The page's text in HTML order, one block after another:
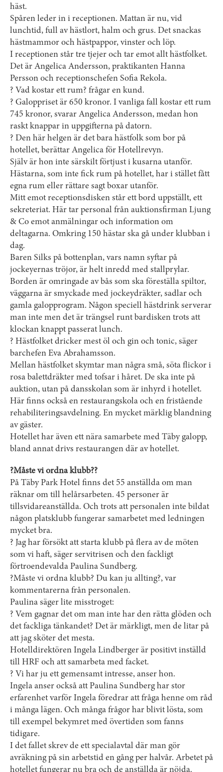
häst.
Spåren leder in i receptionen. Mattan är nu, vid
lunchtid, full av hästlort, halm och grus. Det snackas
hästmammor och hästpappor, vinster och löp.
I receptionen står tre tjejer och tar emot allt hästfolket.
Det är Angelica Andersson, praktikanten Hanna
Persson och receptionschefen Sofia Rekola.
? Vad kostar ett rum? frågar en kund.
? Galoppriset är 650 kronor. I vanliga fall kostar ett rum
745 kronor, svarar Angelica Andersson, medan hon
raskt knappar in uppgifterna på datorn.
? Den här helgen är det bara hästfolk som bor på
hotellet, berättar Angelica för Hotellrevyn.
Själv är hon inte särskilt förtjust i kusarna utanför.
Hästarna, som inte fick rum på hotellet, har i stället fått
egna rum eller rättare sagt boxar utanför.
Mitt emot receptionsdisken står ett bord uppställt, ett
sekreteriat. Här tar personal från auktionsfirman Ljung
& Co emot anmälningar och information om
deltagarna. Omkring 150 hästar ska gå under klubban i
dag.
Baren Silks på bottenplan, vars namn syftar på
jockeyernas tröjor, är helt inredd med stallprylar.
Borden är omringade av bås som ska föreställa spiltor,
väggarna är smyckade med jockeydräkter, sadlar och
gamla galopprogram. Någon speciell hästdrink serverar
man inte men det är trängsel runt bardisken trots att
klockan knappt passerat lunch.
? Hästfolket dricker mest öl och gin och tonic, säger
barchefen Eva Abrahamsson.
Mellan hästfolket skymtar man några små, söta flickor i
rosa balettdräkter med tofsar i håret. De ska inte på
auktion, utan på dansskolan som är inhyrd i hotellet.
Här finns också en restaurangskola och en fristående
rehabiliteringsavdelning. En mycket märklig blandning
av gäster.
Hotellet har även ett nära samarbete med Täby galopp,
bland annat drivs restaurangen där av hotellet.
?Måste vi ordna klubb??
På Täby Park Hotel finns det 55 anställda om man
räknar om till helårsarbeten. 45 personer är
tillsvidareanställda. Och trots att personalen inte bildat
någon platsklubb fungerar samarbetet med ledningen
mycket bra.
? Jag har försökt att starta klubb på flera av de möten
som vi haft, säger servitrisen och den fackligt
förtroendevalda Paulina Sundberg.
?Måste vi ordna klubb? Du kan ju allting?, var
kommentarerna från personalen.
Paulina säger lite misstroget:
? Vem gagnar det om man inte har den rätta glöden och
det fackliga tänkandet? Det är märkligt, men de litar på
att jag sköter det mesta.
Hotelldirektören Ingela Lindberger är positivt inställd
till HRF och att samarbeta med facket.
? Vi har ju ett gemensamt intresse, anser hon.
Ingela anser också att Paulina Sundberg har stor
erfarenhet varför Ingela föredrar att fråga henne om råd
i många lägen. Och många frågor har blivit lösta, som
till exempel bekymret med övertiden som fanns
tidigare.
I det fallet skrev de ett specialavtal där man gör
avräkning på sin arbetstid en gång per halvår. Arbetet på
hotellet fungerar nu bra och de anställda är nöjda.